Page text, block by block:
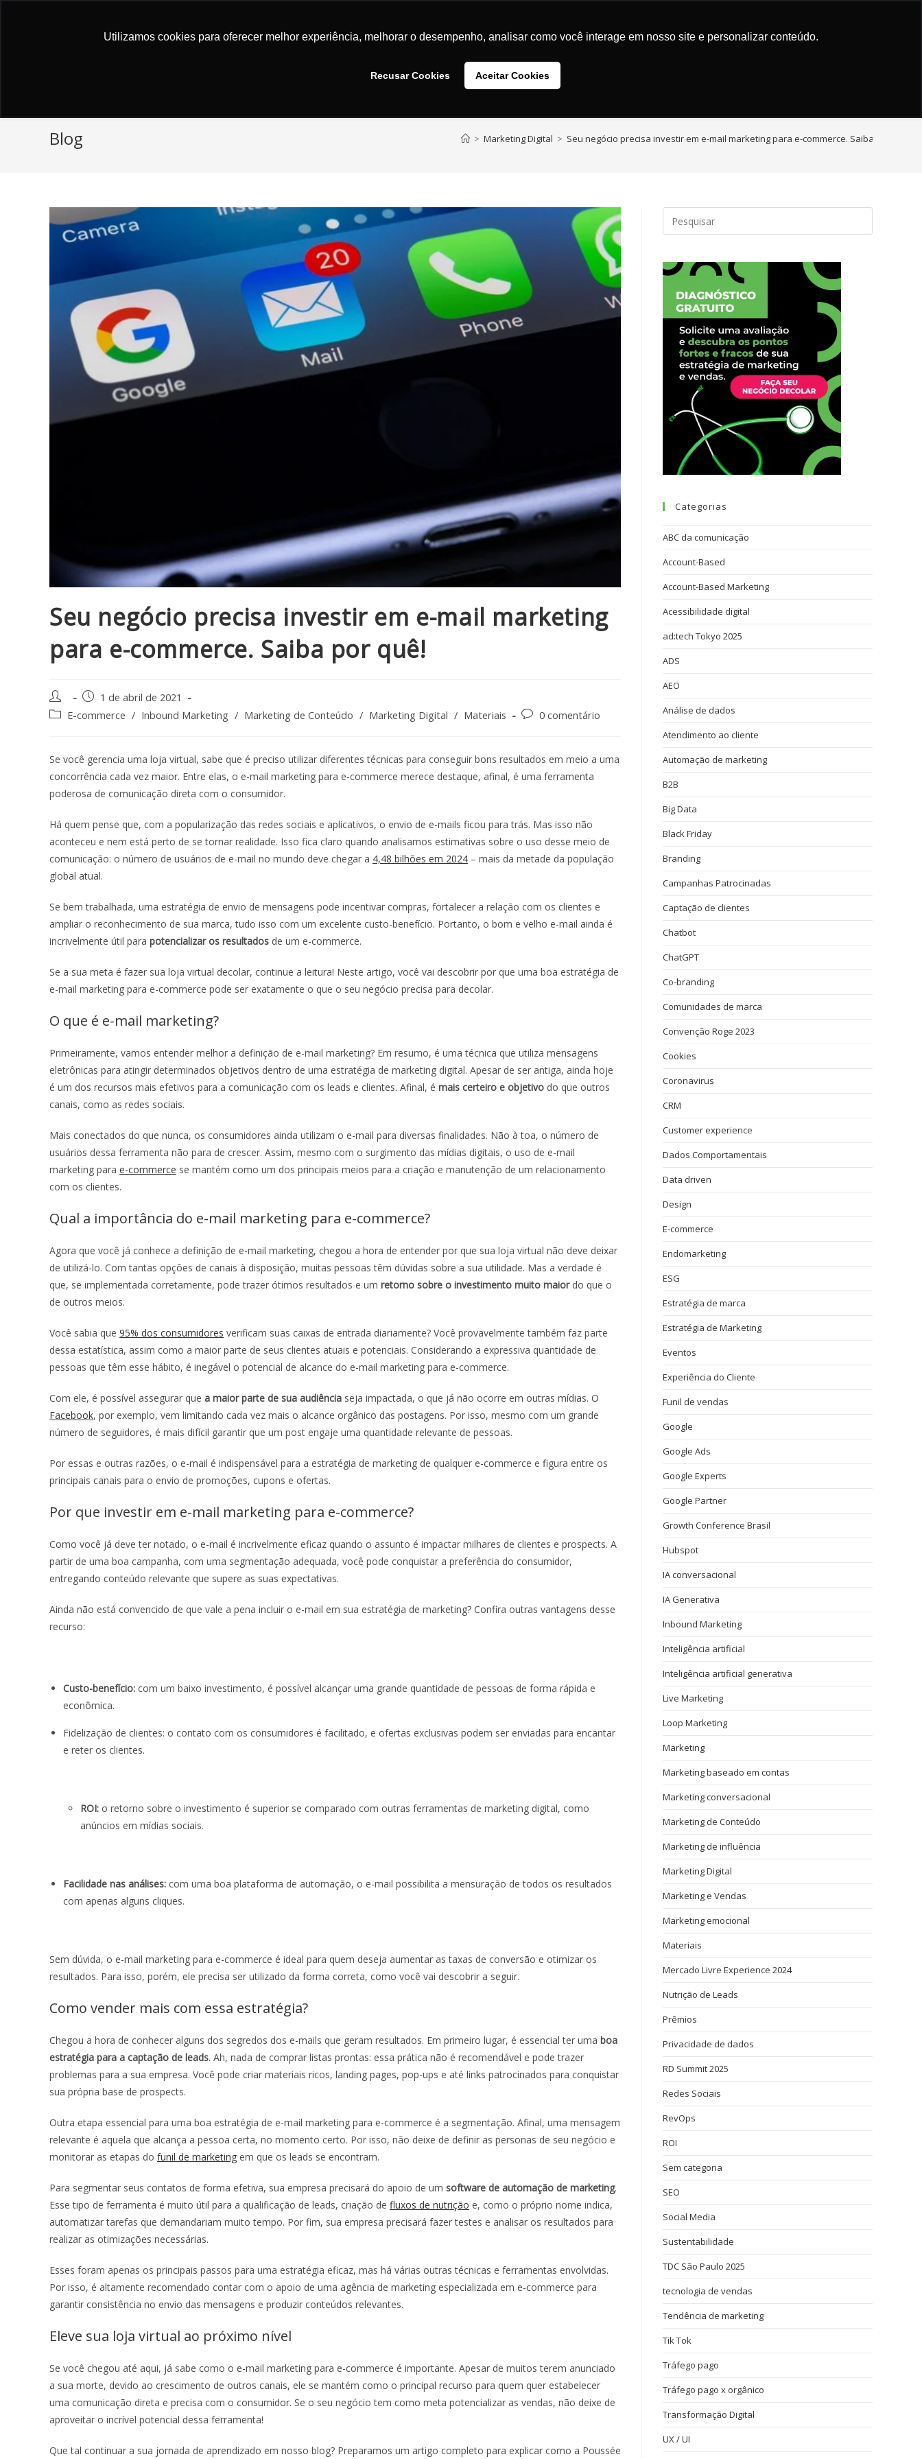
Utilizamos cookies para oferecer melhor experiência, melhorar o desempenho, analisar como você interage em nosso site e personalizar conteúdo.
Recusar Cookies Aceitar Cookies
Blog > Marketing Digital > Seu negócio precisa investir em e-mail marketing para e-commerce. Saiba por quê!
Seu negócio precisa investir em e-mail marketing
para e-commerce. Saiba por quê!
1 de abril de 2021
E-commerce / Inbound Marketing / Marketing de Conteúdo / Marketing Digital / Materiais 0 comentário
Se você gerencia uma loja virtual, sabe que é preciso utilizar diferentes técnicas para conseguir bons resultados em meio a uma
concorrência cada vez maior. Entre elas, o e-mail marketing para e-commerce merece destaque, afinal, é uma ferramenta
poderosa de comunicação direta com o consumidor.
Há quem pense que, com a popularização das redes sociais e aplicativos, o envio de e-mails ficou para trás. Mas isso não
aconteceu e nem está perto de se tornar realidade. Isso fica claro quando analisamos estimativas sobre o uso desse meio de
comunicação: o número de usuários de e-mail no mundo deve chegar a 4,48 bilhões em 2024 – mais da metade da população
global atual.
Se bem trabalhada, uma estratégia de envio de mensagens pode incentivar compras, fortalecer a relação com os clientes e
ampliar o reconhecimento de sua marca, tudo isso com um excelente custo-benefício. Portanto, o bom e velho e-mail ainda é
incrivelmente útil para potencializar os resultados de um e-commerce.
Se a sua meta é fazer sua loja virtual decolar, continue a leitura! Neste artigo, você vai descobrir por que uma boa estratégia de
e-mail marketing para e-commerce pode ser exatamente o que o seu negócio precisa para decolar.
O que é e-mail marketing?
Primeiramente, vamos entender melhor a definição de e-mail marketing? Em resumo, é uma técnica que utiliza mensagens
eletrônicas para atingir determinados objetivos dentro de uma estratégia de marketing digital. Apesar de ser antiga, ainda hoje
é um dos recursos mais efetivos para a comunicação com os leads e clientes. Afinal, é mais certeiro e objetivo do que outros
canais, como as redes sociais.
Mais conectados do que nunca, os consumidores ainda utilizam o e-mail para diversas finalidades. Não à toa, o número de
usuários dessa ferramenta não para de crescer. Assim, mesmo com o surgimento das mídias digitais, o uso de e-mail
marketing para e-commerce se mantém como um dos principais meios para a criação e manutenção de um relacionamento
com os clientes.
Qual a importância do e-mail marketing para e-commerce?
Agora que você já conhece a definição de e-mail marketing, chegou a hora de entender por que sua loja virtual não deve deixar
de utilizá-lo. Com tantas opções de canais à disposição, muitas pessoas têm dúvidas sobre a sua utilidade. Mas a verdade é
que, se implementada corretamente, pode trazer ótimos resultados e um retorno sobre o investimento muito maiordo que o
de outros meios.
Você sabia que 95% dos consumidores verificam suas caixas de entrada diariamente? Você provavelmente também faz parte
dessa estatística, assim como a maior parte de seus clientes atuais e potenciais. Considerando a expressiva quantidade de
pessoas que têm esse hábito, é inegável o potencial de alcance do e-mail marketing para e-commerce.
Com ele, é possível assegurar que a maior parte de sua audiência seja impactada, o que já não ocorre em outras mídias. O
Facebook, por exemplo, vem limitando cada vez mais o alcance orgânico das postagens. Por isso, mesmo com um grande
número de seguidores, é mais difícil garantir que um post engaje uma quantidade relevante de pessoas.
Por essas e outras razões, o e-mail é indispensável para a estratégia de marketing de qualquer e-commerce e figura entre os
principais canais para o envio de promoções, cupons e ofertas.
Por que investir em e-mail marketing para e-commerce?
Como você já deve ter notado, o e-mail é incrivelmente eficaz quando o assunto é impactar milhares de clientes e prospects. A
partir de uma boa campanha, com uma segmentação adequada, você pode conquistar a preferência do consumidor,
entregando conteúdo relevante que supere as suas expectativas.
Ainda não está convencido de que vale a pena incluir o e-mail em sua estratégia de marketing? Confira outras vantagens desse
recurso:
Custo-benefício: com um baixo investimento, é possível alcançar uma grande quantidade de pessoas de forma rápida e
econômica.
Fidelização de clientes: o contato com os consumidores é facilitado, e ofertas exclusivas podem ser enviadas para encantar
e reter os clientes.
ROI: o retorno sobre o investimento é superior se comparado com outras ferramentas de marketing digital, como
anúncios em mídias sociais.
Facilidade nas análises: com uma boa plataforma de automação, o e-mail possibilita a mensuração de todos os resultados
com apenas alguns cliques.
Sem dúvida, o e-mail marketing para e-commerce é ideal para quem deseja aumentar as taxas de conversão e otimizar os
resultados. Para isso, porém, ele precisa ser utilizado da forma correta, como você vai descobrir a seguir.
Como vender mais com essa estratégia?
Chegou a hora de conhecer alguns dos segredos dos e-mails que geram resultados. Em primeiro lugar, é essencial ter uma boa
estratégia para a captação de leads. Ah, nada de comprar listas prontas: essa prática não é recomendável e pode trazer
problemas para a sua empresa. Você pode criar materiais ricos, landing pages, pop-ups e até links patrocinados para conquistar
sua própria base de prospects.
Outra etapa essencial para uma boa estratégia de e-mail marketing para e-commerce é a segmentação. Afinal, uma mensagem
relevante é aquela que alcança a pessoa certa, no momento certo. Por isso, não deixe de definir as personas de seu negócio e
monitorar as etapas do funil de marketing em que os leads se encontram.
Para segmentar seus contatos de forma efetiva, sua empresa precisará do apoio de um software de automação de marketing.
Esse tipo de ferramenta é muito útil para a qualificação de leads, criação de fluxos de nutrição e, como o próprio nome indica,
automatizar tarefas que demandariam muito tempo. Por fim, sua empresa precisará fazer testes e analisar os resultados para
realizar as otimizações necessárias.
Esses foram apenas os principais passos para uma estratégia eficaz, mas há várias outras técnicas e ferramentas envolvidas.
Por isso, é altamente recomendado contar com o apoio de uma agência de marketing especializada em e-commerce para
garantir consistência no envio das mensagens e produzir conteúdos relevantes.
Eleve sua loja virtual ao próximo nível
Se você chegou até aqui, já sabe como o e-mail marketing para e-commerce é importante. Apesar de muitos terem anunciado
a sua morte, devido ao crescimento de outros canais, ele se mantém como o principal recurso para quem quer estabelecer
uma comunicação direta e precisa com o consumidor. Se o seu negócio tem como meta potencializar as vendas, não deixe de
aproveitar o incrível potencial dessa ferramenta!
Que tal continuar a sua jornada de aprendizado em nosso blog? Preparamos um artigo completo para explicar como a Poussée
Categorias
ABC da comunicação
Account-Based
Account-Based Marketing
Acessibilidade digital
ad:tech Tokyo 2025
ADS
AEO
Análise de dados
Atendimento ao cliente
Automação de marketing
B2B
Big Data
Black Friday
Branding
Campanhas Patrocinadas
Captação de clientes
Chatbot
ChatGPT
Co-branding
Comunidades de marca
Convenção Roge 2023
Cookies
Coronavirus
CRM
Customer experience
Dados Comportamentais
Data driven
Design
E-commerce
Endomarketing
ESG
Estratégia de marca
Estratégia de Marketing
Eventos
Experiência do Cliente
Funil de vendas
Google
Google Ads
Google Experts
Google Partner
Growth Conference Brasil
Hubspot
IA conversacional
IA Generativa
Inbound Marketing
Inteligência artificial
Inteligência artificial generativa
Live Marketing
Loop Marketing
Marketing
Marketing baseado em contas
Marketing conversacional
Marketing de Conteúdo
Marketing de influência
Marketing Digital
Marketing e Vendas
Marketing emocional
Materiais
Mercado Livre Experience 2024
Nutrição de Leads
Prêmios
Privacidade de dados
RD Summit 2025
Redes Sociais
RevOps
ROI
Sem categoria
SEO
Social Media
Sustentabilidade
TDC São Paulo 2025
tecnologia de vendas
Tendência de marketing
Tik Tok
Tráfego pago
Tráfego pago x orgânico
Transformação Digital
UX / UI